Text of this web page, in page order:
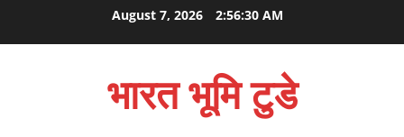
August 7, 2026 2:56:31 AM
भारत भूमि टुडे